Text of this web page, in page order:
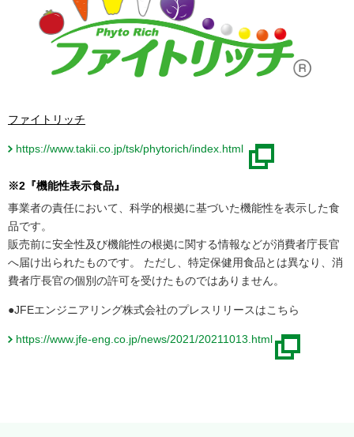
ファイトリッチ
https://www.takii.co.jp/tsk/phytorich/index.html
※2『機能性表示食品』
事業者の責任において、科学的根拠に基づいた機能性を表示した食
品です。
販売前に安全性及び機能性の根拠に関する情報などが消費者庁長官
へ届け出られたものです。 ただし、特定保健用食品とは異なり、消
費者庁長官の個別の許可を受けたものではありません。
●JFEエンジニアリング株式会社のプレスリリースはこちら
https://www.jfe-eng.co.jp/news/2021/20211013.html